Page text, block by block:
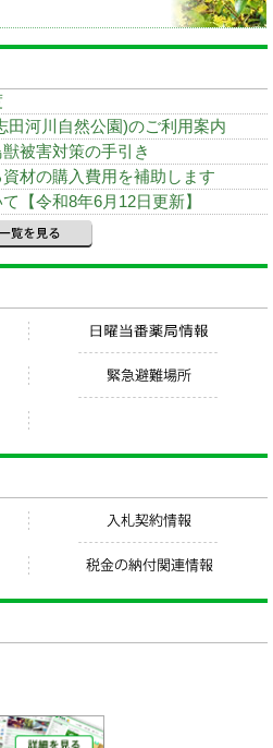
田河川自然公園)のご利用案内
被害対策の手引き
材の購入費用を補助します
【令和8年6月12日更新】